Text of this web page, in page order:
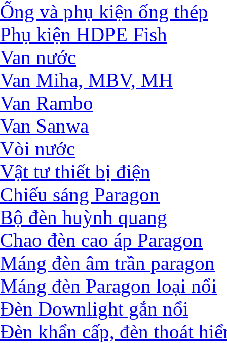
Ống và phụ kiện ống thép
Phụ kiện HDPE Fish
Van nước
Van Miha, MBV, MH
Van Rambo
Van Sanwa
Vòi nước
Vật tư thiết bị điện
Chiếu sáng Paragon
Bộ đèn huỳnh quang
Chao đèn cao áp Paragon
Máng đèn âm trần paragon
Máng đèn Paragon loại nổi
Đèn Downlight gắn nổi
Đèn khẩn cấp, đèn thoát